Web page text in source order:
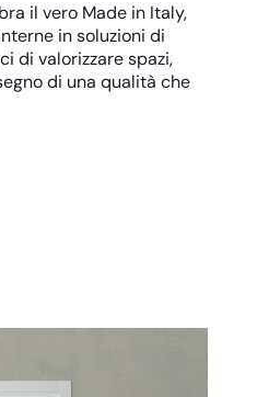
il vero Made in Italy,
in soluzioni di
di valorizzare spazi,
di una qualità che